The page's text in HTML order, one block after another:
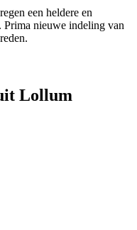
een heldere en
nieuwe indeling van
Lollum